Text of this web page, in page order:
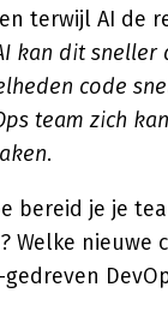
terwijl AI de
kan dit sneller
code
team zich
.
bereid je je
Welke nieuwe